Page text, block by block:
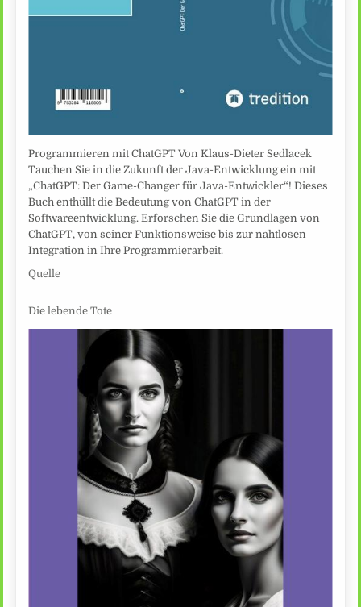
Programmieren mit ChatGPT Von Klaus-Dieter Sedlacek
Tauchen Sie in die Zukunft der Java-Entwicklung ein mit
„ChatGPT: Der Game-Changer für Java-Entwickler“! Dieses
Buch enthüllt die Bedeutung von ChatGPT in der
Softwareentwicklung. Erforschen Sie die Grundlagen von
ChatGPT, von seiner Funktionsweise bis zur nahtlosen
Integration in Ihre Programmierarbeit.
Quelle
Die lebende Tote